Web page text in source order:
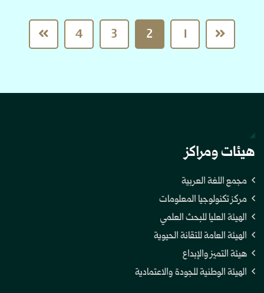
1
2
3
4
هيئات ومراكز
مجمع اللغة العربية
مركز تكنولوجيا المعلومات
الهيئة العليا للبحث العلمي
الهيئة العامة للتقانة الحيوية
هيئة التميز والإبداع
الهيئة الوطنية للجودة والاعتمادية